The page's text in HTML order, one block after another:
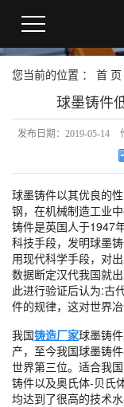
您当前的位置 ： 首 页
球墨铸件
发布日期： 2019-05-14
球墨铸件以其优良的
钢，在机械制造工业
铸件是英国人于1947
科技手段，发明球墨
用现代科学手段，对
数据断定汉代我国就
此进行验证后认为:古
件的规律，这对世界
我国铸造厂家球墨铸
产，至今我国球墨铸
世界第三位。适合我
铸件以及奥氏体-贝氏
均达到了很高的技术水